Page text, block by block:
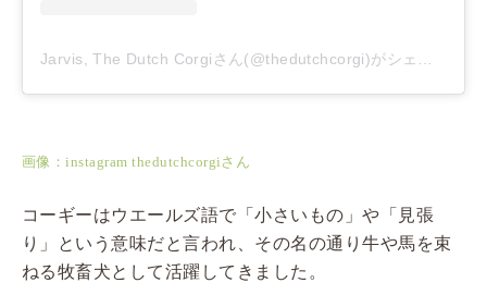
Jarvis, The Dutch Corgiさん(@thedutchcorgi)がシェアした投稿
画像：instagram thedutchcorgiさん
コーギーはウエールズ語で「小さいもの」や「見張
り」という意味だと言われ、その名の通り牛や馬を束
ねる牧畜犬として活躍してきました。